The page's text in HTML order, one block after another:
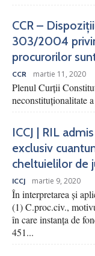
CCR –
303/2004
procurorilor
CCR martie 11, 2020
Plenul Curții
neconstituționalitate
ICCJ | RIL
exclusiv
cheltuielilor de
ICCJ martie 9, 2020
În interpretarea și
(1) C.proc.civ.,
în care instanța de
451...